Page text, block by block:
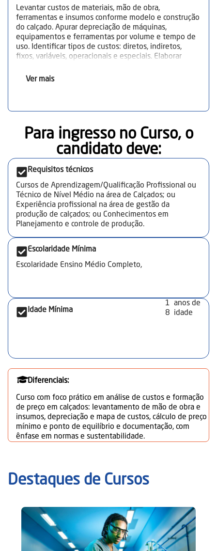
Levantar custos de materiais, mão de obra,
ferramentas e insumos conforme modelo e construção
do calçado. Apurar depreciação de máquinas,
equipamentos e ferramentas por volume e tempo de
uso. Identificar tipos de custos: diretos, indiretos,
fixos, variáveis, operacionais e especiais. Elaborar
Calcular preço mínimo de venda; realizar pré-cálculo e
produtivo, capacidade e estudos de tempos/métodos
para dimensionamento. Dimensionar consumo de
materiais e estoques; avaliar fornecedores e
alternativas de compra. Avaliar viabilidade técnica e
Monitorar resultados operacionais e indicadores de
desempenho. Considerar normas técnicas, qualidade,
saúde e segurança do trabalho e meio ambiente.
Interpretar legislação ambiental e substâncias
restritivas aplicadas ao setor calçadista. Planejar
abastecimento e cronogramas de produção; balancear
documentação técnica e de controle de custos e
preços de venda.
Ver mais
Para ingresso no Curso, o
candidato deve:​
Requisitos técnicos
Cursos de Aprendizagem/Qualificação Profissional ou
Técnico de Nível Médio na área de Calçados; ou
Experiência profissional na área de gestão da
produção de calçados; ou Conhecimentos em
Planejamento e controle de produção.
Escolaridade Mínima
Escolaridade Ensino Médio Completo,
Idade Mínima
1
8
anos de
idade
Diferenciais:
Curso com foco prático em análise de custos e formação
de preço em calçados: levantamento de mão de obra e
insumos, depreciação e mapa de custos, cálculo de preço
mínimo e ponto de equilíbrio e documentação, com
ênfase em normas e sustentabilidade.
Destaques de Cursos